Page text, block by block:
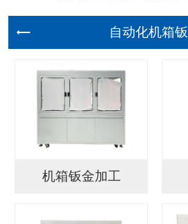
自动化机
机箱钣金加工